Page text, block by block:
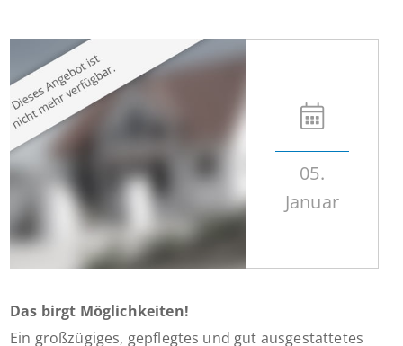
05.
Januar
Das birgt Möglichkeiten!
Ein großzügiges, gepflegtes und gut ausgestattetes